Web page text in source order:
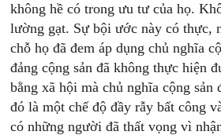
không hề có trong ưu tư của họ.
lường gạt. Sự bội ước này có thực,
chỗ họ đã đem áp dụng chủ nghĩa
đảng cộng sản đã không thực hiện
bằng xã hội mà chủ nghĩa cộng sản
đó là một chế độ đầy rẫy bất công
có những người đã thất vọng vì